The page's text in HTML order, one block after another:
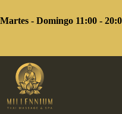
al
contenido
Martes - Domingo